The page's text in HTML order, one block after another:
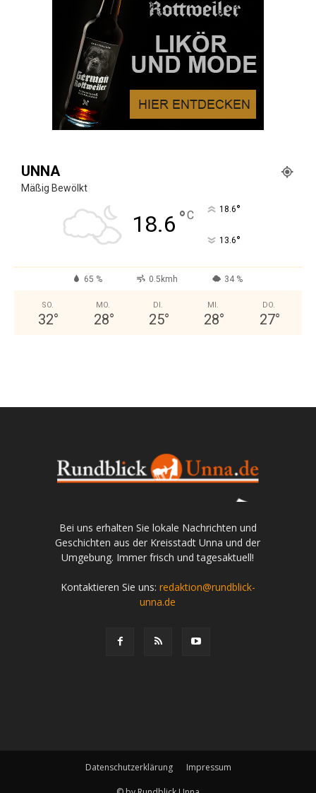
UNNA
Mäßig Bewölkt
18.6 °C 18.6°
13.6°
65 % 0.5kmh 34 %
SO.
32°
MO.
28°
DI.
25°
MI.
28°
DO.
27°
Bei uns erhalten Sie lokale Nachrichten und
Geschichten aus der Kreisstadt Unna und der
Umgebung. Immer frisch und tagesaktuell!
Kontaktieren Sie uns: redaktion@rundblick-
unna.de
Datenschutzerklärung Impressum